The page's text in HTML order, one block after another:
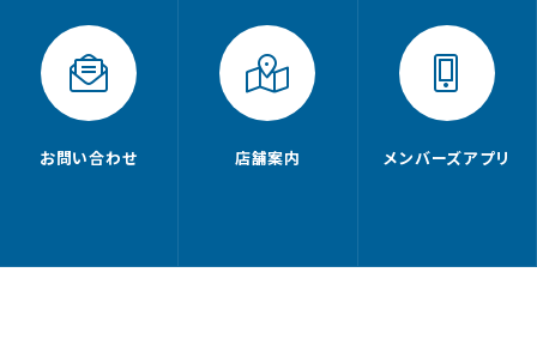
お問い合わせ 店舗案内 メンバーズアプリ